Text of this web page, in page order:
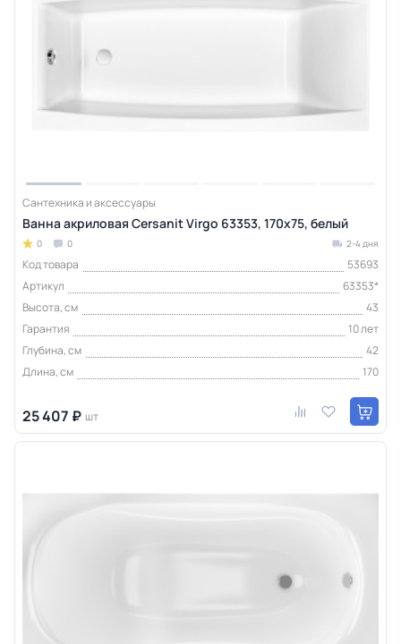
Сантехника и аксессуары
Ванна акриловая Cersanit Virgo 63353, 170x75, белый
0 0 2-4 дня
Код товара
53693
Артикул
63353*
Высота, см
43
Гарантия
10 лет
Глубина, см
42
Длина, см
170
25 407 ₽ шт